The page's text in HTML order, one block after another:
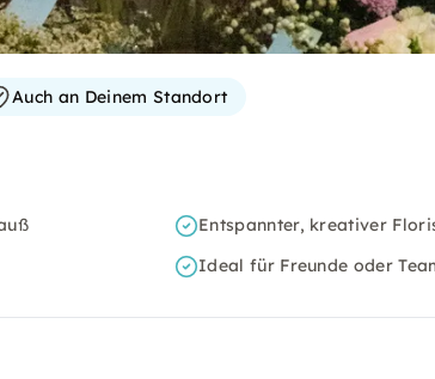
Auch an Deinem Standort
Entspannter, kreativer
Ideal für Freunde oder